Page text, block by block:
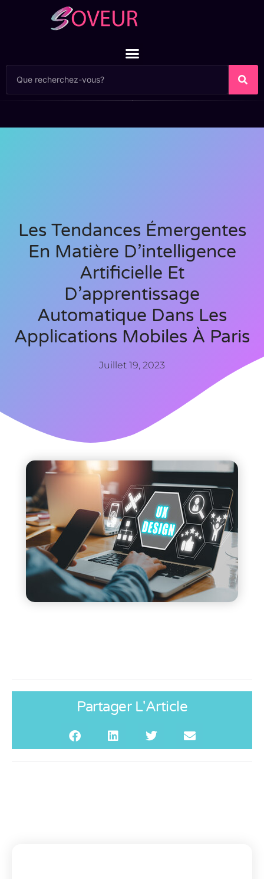
Les Tendances Émergentes
En Matière D’intelligence
Artificielle Et
D’apprentissage
Automatique Dans Les
Applications Mobiles À Paris
Juillet 19, 2023
Partager L'Article